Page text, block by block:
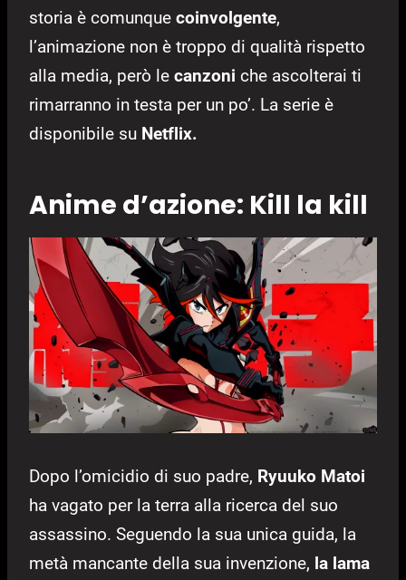
storia è comunque coinvolgente,
l’animazione non è troppo di qualità rispetto
alla media, però le canzoni che ascolterai ti
rimarranno in testa per un po’. La serie è
disponibile su Netflix.
Anime d’azione: Kill la kill
Dopo l’omicidio di suo padre, Ryuuko Matoi
ha vagato per la terra alla ricerca del suo
assassino. Seguendo la sua unica guida, la
metà mancante della sua invenzione, la lama